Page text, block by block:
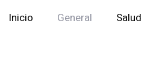
Inicio General Salud